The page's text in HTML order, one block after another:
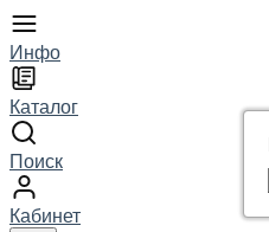
Инфо
Каталог
Поиск
Кабинет